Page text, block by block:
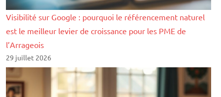
Visibilité sur Google : pourquoi le référencement naturel
est le meilleur levier de croissance pour les PME de
l’Arrageois
29 juillet 2026